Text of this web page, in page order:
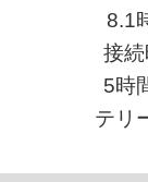
8.1
接
5時
テリ